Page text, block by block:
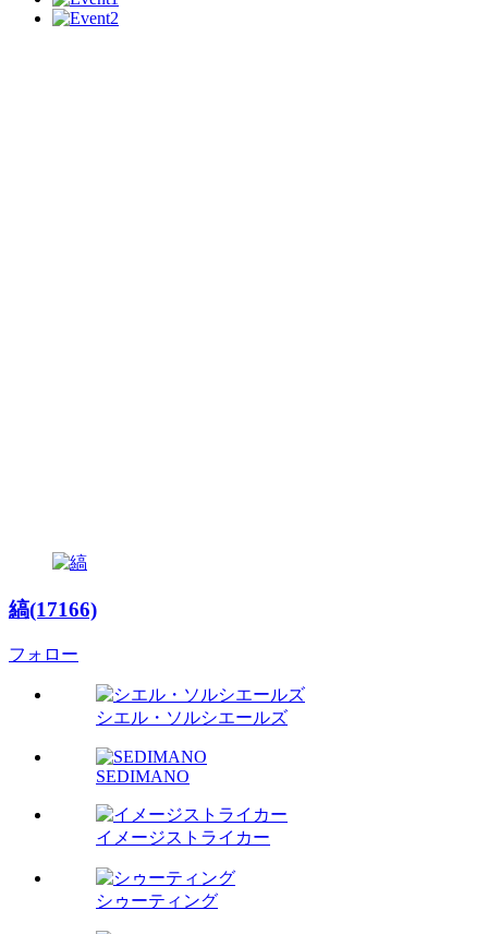
縞(17166)
フォロー
シエル・ソルシエールズ
SEDIMANO
イメージストライカー
シゥーティング